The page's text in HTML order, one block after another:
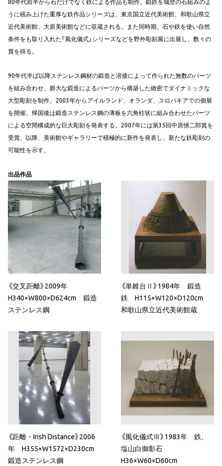
うに積み上げた重厚な鉄作品シリーズは、東京国立近代美術館、和歌山県立
近代美術館、大原美術館などに収蔵される。また同時期、石や鉄を使い自然
条件をも取り入れた「風化儀式」シリーズなどを野外彫刻展に出展し、数々の
賞を得る。
90年代半ば以降ステンレス鋼材の鍛造と溶接によって作られた無数のパーツ
を組み合わせ、膨大な鍛造によるパーツから構築した緻密でダイナミックな
大型彫刻を制作。2003年からアイルランド、オランダ、スロバキアでの個展
を開催。帰国後は鍛造ステンレス鋼の薄板を六角柱状に組み合わせたパーツ
による空間構成的な巨大彫刻を発表する。2007年には第35回中原悌二郎賞を
受賞。以降、美術館やギャラリーで積極的に新作を発表し、新たな鉄彫刻の
可能性を示す。
出品作品
《交叉距離》2009年
H340×W800×D624cm 鍛造
ステンレス鋼
《単錐台Ⅱ》1984年 鍛造
鉄 H115×W120×D120cm
和歌山県立近代美術館蔵
《距離・Irish Distance》2006
年 H355×W1572×D230cm
鍛造ステンレス鋼
《風化儀式Ⅲ》1983年 鉄、
塩山白御影石
H36×W60×D60cm